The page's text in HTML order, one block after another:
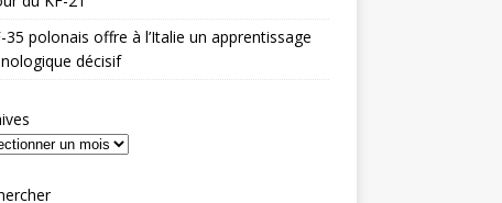
35 polonais offre à l’Italie un apprentissage
décisif